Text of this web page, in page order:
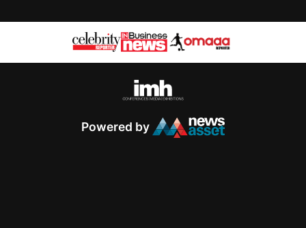
Powered by